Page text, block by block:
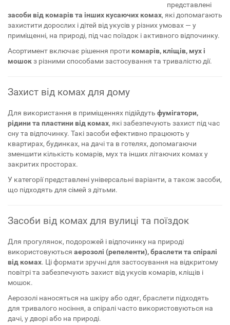
представлені
засоби від комарів та інших кусаючих комах, які допомагають
захистити дорослих і дітей від укусів у різних умовах — у
приміщенні, на природі, під час поїздок і активного відпочинку.
Асортимент включає рішення проти комарів, кліщів, мух і
мошокз різними способами застосування та тривалістю дії.
Захист від комах для дому
Для використання в приміщеннях підійдуть фумігатори,
рідини та пластини від комах, які забезпечують захист під час
сну та відпочинку. Такі засоби ефективно працюють у
квартирах, будинках, на дачі та в готелях, допомагаючи
зменшити кількість комарів, мух та інших літаючих комах у
закритих просторах.
У категорії представлені універсальні варіанти, а також засоби,
що підходять для сімей з дітьми.
Засоби від комах для вулиці та поїздок
Для прогулянок, подорожей і відпочинку на природі
використовуються аерозолі (репеленти), браслети та спіралі
від комах. Ці формати зручні для застосування на відкритому
повітрі та забезпечують захист від укусів комарів, кліщів і
мошок.
Аерозолі наносяться на шкіру або одяг, браслети підходять
для тривалого носіння, а спіралі часто використовуються на
дачі, у дворі або на природі.